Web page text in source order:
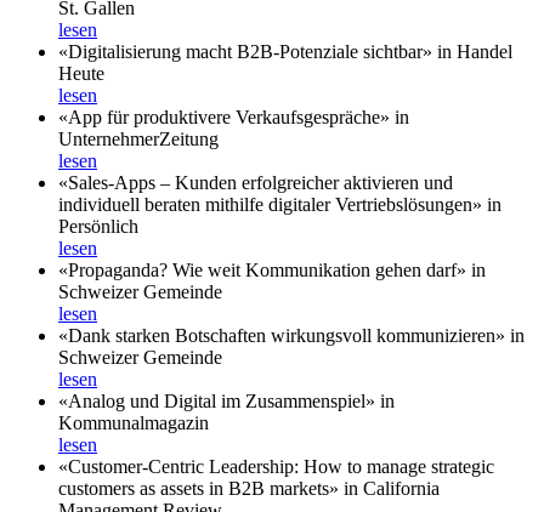
St. Gallen
lesen
«Digitalisierung macht B2B-Potenziale sichtbar» in Handel
Heute
lesen
«App für produktivere Verkaufsgespräche» in
UnternehmerZeitung
lesen
«Sales-Apps – Kunden erfolgreicher aktivieren und
individuell beraten mithilfe digitaler Vertriebslösungen» in
Persönlich
lesen
«Propaganda? Wie weit Kommunikation gehen darf» in
Schweizer Gemeinde
lesen
«Dank starken Botschaften wirkungsvoll kommunizieren» in
Schweizer Gemeinde
lesen
«Analog und Digital im Zusammenspiel» in
Kommunalmagazin
lesen
«Customer-Centric Leadership: How to manage strategic
customers as assets in B2B markets» in California